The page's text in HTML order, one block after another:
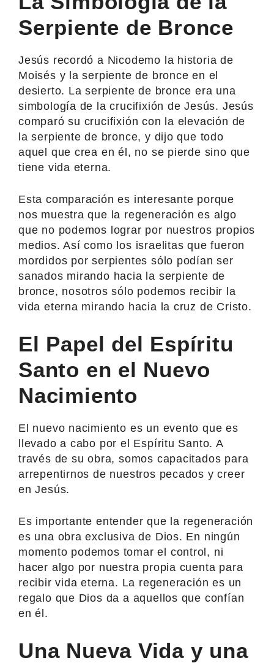
Serpiente de Bronce
Jesús recordó a Nicodemo la historia de
Moisés y la serpiente de bronce en el
desierto. La serpiente de bronce era una
simbología de la crucifixión de Jesús. Jesús
comparó su crucifixión con la elevación de
la serpiente de bronce, y dijo que todo
aquel que crea en él, no se pierde sino que
tiene vida eterna.
Esta comparación es interesante porque
nos muestra que la regeneración es algo
que no podemos lograr por nuestros propios
medios. Así como los israelitas que fueron
mordidos por serpientes sólo podían ser
sanados mirando hacia la serpiente de
bronce, nosotros sólo podemos recibir la
vida eterna mirando hacia la cruz de Cristo.
El Papel del Espíritu
Santo en el Nuevo
Nacimiento
El nuevo nacimiento es un evento que es
llevado a cabo por el Espíritu Santo. A
través de su obra, somos capacitados para
arrepentirnos de nuestros pecados y creer
en Jesús.
Es importante entender que la regeneración
es una obra exclusiva de Dios. En ningún
momento podemos tomar el control, ni
hacer algo por nuestra propia cuenta para
recibir vida eterna. La regeneración es un
regalo que Dios da a aquellos que confían
en él.
Una Nueva Vida y una